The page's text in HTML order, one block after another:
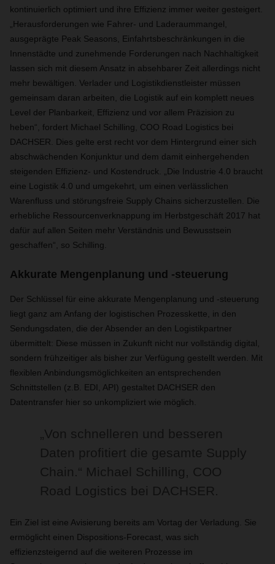
kontinuierlich optimiert und ihre Effizienz immer weiter gesteigert.
„Herausforderungen wie Fahrer- und Laderaummangel,
ausgeprägte Peak Seasons, Einfahrtsbeschränkungen in die
Innenstädte und zunehmende Forderungen nach Nachhaltigkeit
lassen sich mit diesem Ansatz in absehbarer Zeit allerdings nicht
mehr bewältigen. Verlader und Logistikdienstleister müssen
gemeinsam daran arbeiten, die Logistik auf ein komplett neues
Level der Planbarkeit, Effizienz und vor allem Präzision zu
heben“, fordert Michael Schilling, COO Road Logistics bei
DACHSER. Dies gelte erst recht vor dem Hintergrund einer sich
abschwächenden Konjunktur und dem damit einhergehenden
steigenden Effizienz- und Kostendruck. „Die Industrie 4.0 braucht
eine Logistik 4.0 und umgekehrt, um einen verlässlichen
Warenfluss und störungsfreie Supply Chains sicherzustellen. Die
erhebliche Ressourcenverknappung im Herbstgeschäft 2017 hat
dafür auf allen Seiten mehr Verständnis und Bewusstsein
geschaffen“, so Schilling.
Akkurate Mengenplanung und -steuerung
Der Schlüssel für eine akkurate Mengenplanung und -steuerung
liegt ganz am Anfang der logistischen Prozesskette, in den
Sendungsdaten, die der Absender an den Logistikpartner
übermittelt: Diese müssen in Zukunft nicht nur vollständig digital,
sondern frühzeitiger als bisher zur Verfügung gestellt werden. Mit
flexiblen Anbindungsmöglichkeiten an entsprechenden
Schnittstellen (z.B. EDI, API) gestaltet DACHSER den
Datentransfer hier so unkompliziert wie möglich.
„Von schnelleren und besseren
Daten profitiert die gesamte Supply
Chain.“ Michael Schilling, COO
Road Logistics bei DACHSER.
Ein Ziel ist eine Avisierung bereits am Vortag der Verladung. Sie
ermöglicht einen Dispositions-Forecast, was sich
effizienzsteigernd auf die weiteren Prozesse im